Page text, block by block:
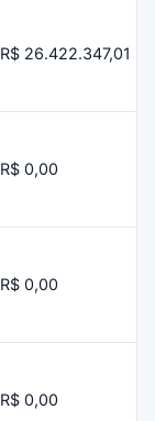
R$ 26.422.347,01
R$ 0,00
R$ 0,00
R$ 0,00